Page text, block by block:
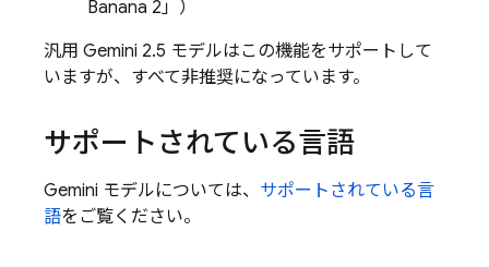
Banana 2」）
汎用 Gemini 2.5 モデルはこの機能をサポートして
いますが、すべて非推奨になっています。
サポートされている言語
Gemini モデルについては、 サポートされている言
語をご覧ください。